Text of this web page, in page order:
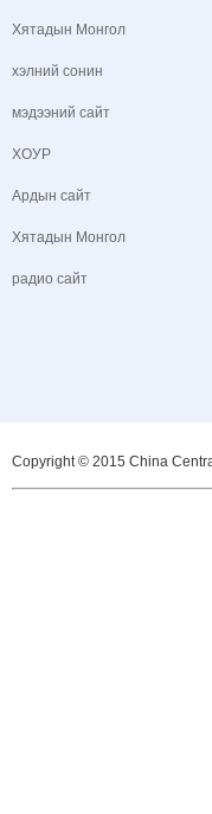
Хятадын Монгол
хэлний сонин
мэдээний сайт
ХОУР
Ардын сайт
Хятадын Монгол
радио сайт
Copyright © 2015 China